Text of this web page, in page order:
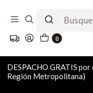
0
DESPACHO GRATIS
Región Metropolitana)